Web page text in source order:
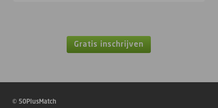
Gratis inschrijven
© 50PlusMatch